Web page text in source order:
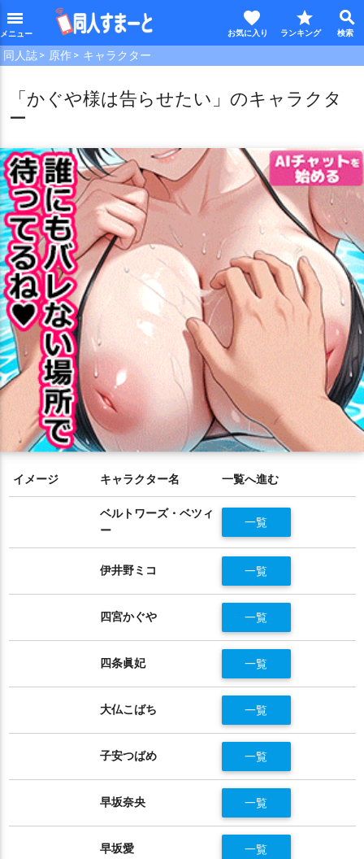
menu search
star
favorite
同人誌 原作 キャラクター
「かぐや様は告らせたい」のキャラクタ
ー
イメージ キャラクター名 一覧へ進む
ベルトワーズ・ベツィ
ー
一覧
伊井野ミコ 一覧
四宮かぐや 一覧
四条眞妃 一覧
大仏こばち 一覧
子安つばめ 一覧
早坂奈央 一覧
早坂愛 一覧